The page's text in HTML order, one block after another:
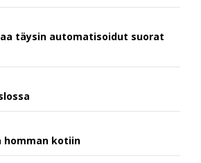
täysin automatisoidut suorat
homman kotiin